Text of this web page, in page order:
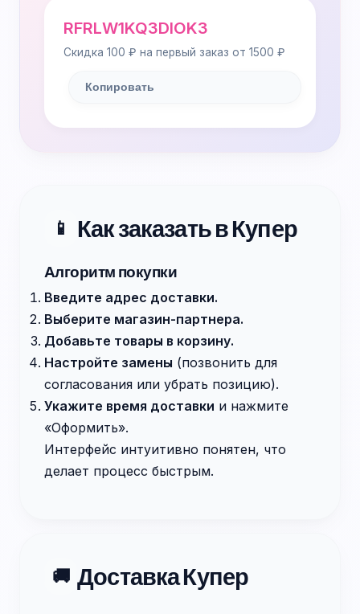
RFRLW1KQ3DIOK3
Скидка 100 ₽ на первый заказ от 1500 ₽
Копировать
📱 Как заказать в Купер
Алгоритм покупки
Введите адрес доставки.
Выберите магазин-партнера.
Добавьте товары в корзину.
Настройте замены (позвонить для
согласования или убрать позицию).
Укажите время доставки и нажмите
«Оформить».
Интерфейс интуитивно понятен, что
делает процесс быстрым.
🚚 Доставка Купер